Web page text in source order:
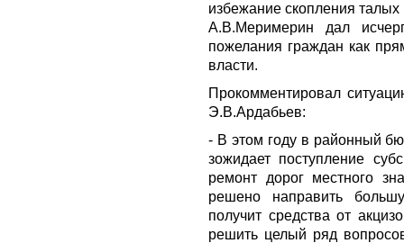
избежание скопления
А.В.Меримерин дал
пожелания граждан как
власти.
Прокомментировал
Э.В.Ардабьев:
- В этом году в районный
зожидает поступление
ремонт дорог местного
решено направить
получит средства от
решить целый ряд